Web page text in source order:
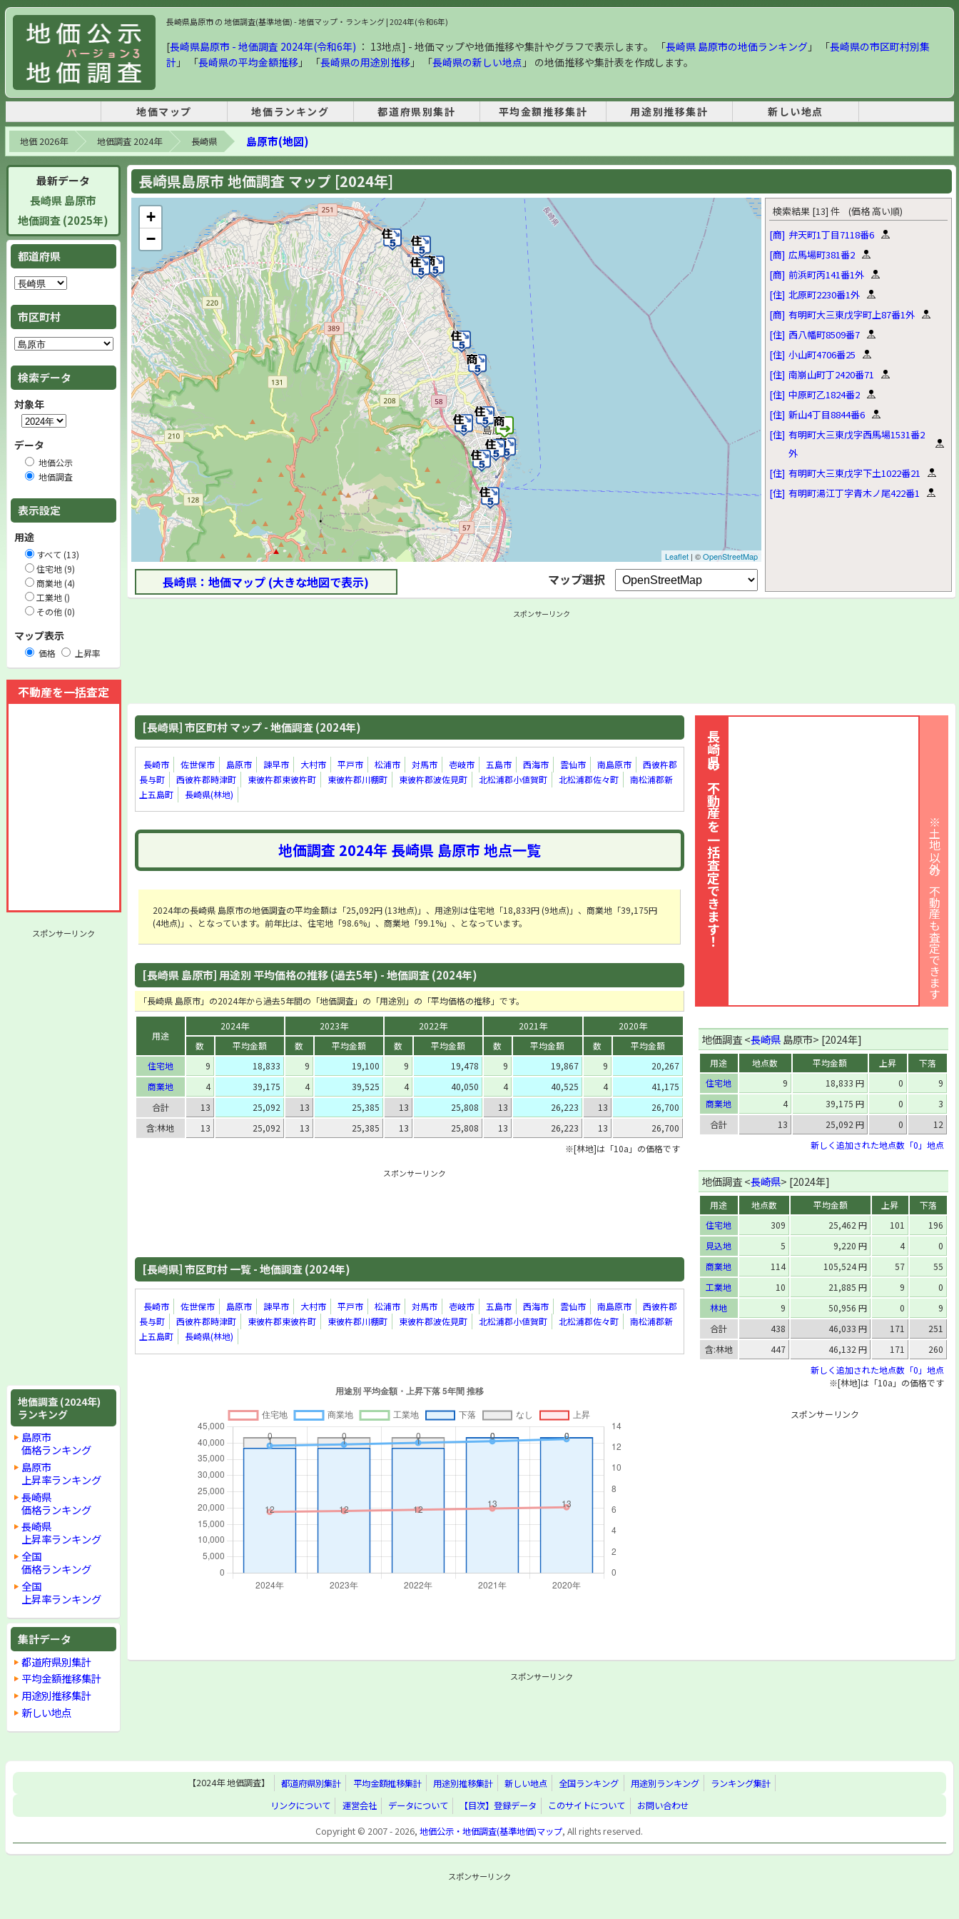
長崎県島原市 の 地価調査(基準地価) - 地価マップ・ランキング | 2024年(令和6年)
[長崎県島原市 - 地価調査 2024年(令和6年) ： 13地点] - 地価マップや地価推移や集計やグラフで表示します。 「長崎県 島原市の地価ランキング」 「長崎県の市区町村別集
計」 「長崎県の平均金額推移」 「長崎県の用途別推移」 「長崎県の新しい地点 」 の地価推移や集計表を作成します。
地価マップ 地価ランキング 都道府県別集計 平均金額推移集計 用途別推移集計 新しい地点
地価 2026年 地価調査 2024年 長崎県 島原市(地図)
最新データ
長崎県 島原市
地価調査 (2025年)
都道府県
市区町村
検索データ
対象年
データ
地価公示
地価調査
表示設定
用途
すべて (13)
住宅地 (9)
商業地 (4)
工業地 ()
その他 (0)
マップ表示
価格 上昇率
不動産を一括査定
スポンサーリンク
地価調査 (2024年)
ランキング
島原市
価格ランキング
島原市
上昇率ランキング
長崎県
価格ランキング
長崎県
上昇率ランキング
全国
価格ランキング
全国
上昇率ランキング
集計データ
都道府県別集計
平均金額推移集計
用途別推移集計
新しい地点
長崎県島原市 地価調査 マップ [2024年]
+
−
Leaflet| ©OpenStreetMap
長崎県：地価マップ (大きな地図で表示) マップ選択
検索結果 [13] 件 (価格 高い順)
[商] 弁天町1丁目7118番6
[商] 広馬場町381番2
[商] 前浜町丙141番1外
[住] 北原町2230番1外
[商] 有明町大三東戊字町上87番1外
[住] 西八幡町8509番7
[住] 小山町4706番25
[住] 南崩山町丁2420番71
[住] 中原町乙1824番2
[住] 新山4丁目8844番6
[住] 有明町大三東戊字西馬場1531番2
外
[住] 有明町大三東戊字下土1022番21
[住] 有明町湯江丁字青木ノ尾422番1
スポンサーリンク
[長崎県] 市区町村 マップ - 地価調査 (2024年)
長崎市 佐世保市 島原市 諫早市 大村市 平戸市 松浦市 対馬市 壱岐市 五島市 西海市 雲仙市 南島原市
西彼杵郡
長与町
西彼杵郡時津町 東彼杵郡東彼杵町 東彼杵郡川棚町 東彼杵郡波佐見町 北松浦郡小値賀町 北松浦郡佐々町
南松浦郡新
上五島町
長崎県(林地)
地価調査 2024年 長崎県 島原市 地点一覧
2024年の長崎県 島原市の地価調査の平均金額は「25,092円 (13地点)」、用途別は住宅地「18,833円 (9地点)」、商業地「39,175円
(4地点)」、となっています。前年比は、住宅地「98.6%」、商業地「99.1%」、となっています。
[長崎県 島原市] 用途別 平均価格の推移 (過去5年) - 地価調査 (2024年)
「長崎県 島原市」の2024年から過去5年間の「地価調査」の「用途別」の「平均価格の推移」です。
用途
2024年 2023年 2022年 2021年
2020年
数
平均金額 数 平均金額 数 平均金額 数 平均金額 数
平均金額
住宅地
9 18,833 9 19,100 9 19,478 9 19,867 9
20,267
商業地
4 39,175 4 39,525 4 40,050 4 40,525 4
41,175
合計
13 25,092 13 25,385 13 25,808 13 26,223 13
26,700
含:林地
13 25,092 13 25,385 13 25,808 13 26,223 13
26,700
※[林地]は「10a」の価格です
スポンサーリンク
[長崎県] 市区町村 一覧 - 地価調査 (2024年)
長崎市 佐世保市 島原市 諫早市 大村市 平戸市 松浦市 対馬市 壱岐市 五島市 西海市 雲仙市 南島原市
西彼杵郡
長与町
西彼杵郡時津町 東彼杵郡東彼杵町 東彼杵郡川棚町 東彼杵郡波佐見町 北松浦郡小値賀町 北松浦郡佐々町
南松浦郡新
上五島町
長崎県(林地)
長崎県の不動産を一括査定できます！ ※土地以外の不動産も査定できます
地価調査 <長崎県島原市> [2024年]
用途 地点数 平均金額 上昇
下落
住宅地
9 18,833 円 0
9
商業地
4 39,175 円 0
3
合計
13 25,092 円 0
12
新しく追加された地点数「0」地点
地価調査 <長崎県> [2024年]
用途 地点数 平均金額 上昇
下落
住宅地
309 25,462 円 101
196
見込地
5 9,220 円 4
0
商業地
114 105,524 円 57
55
工業地
10 21,885 円 9
0
林地
9 50,956 円 0
9
合計
438 46,033 円 171
251
含:林地
447 46,132 円 171
260
新しく追加された地点数「0」地点
※[林地]は「10a」の価格です
スポンサーリンク
スポンサーリンク
【2024年 地価調査】 都道府県別集計 平均金額推移集計 用途別推移集計 新しい地点 全国ランキング 用途別ランキング
ランキング集計
リンクについて
運営会社 データについて 【目次】登録データ このサイトについて
お問い合わせ
Copyright © 2007 - 2026,地価公示・地価調査(基準地価)マップ, All rights reserved.
スポンサーリンク